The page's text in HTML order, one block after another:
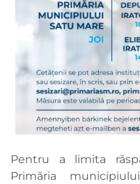
Pentru a limita
Primăria